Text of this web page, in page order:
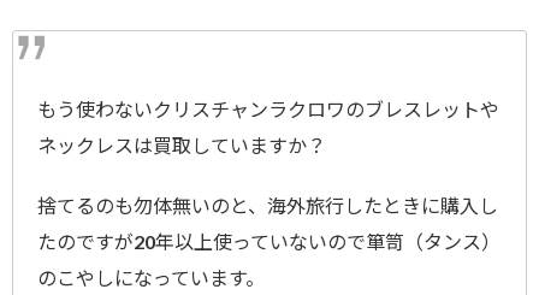
もう使わないクリスチャンラクロワのブレスレットや
ネックレスは買取していますか？
捨てるのも勿体無いのと、海外旅行したときに購入し
たのですが20年以上使っていないので箪笥（タンス）
のこやしになっています。